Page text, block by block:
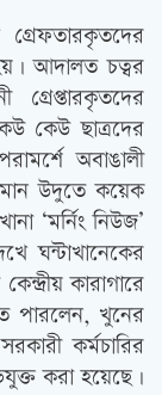
গ্রেফতারকৃতদের
আদালত চত্বর
কেউ ছাত্রদের
অবাঙালী
উদুতে কয়েক
‘মর্নিং নিউজ’
ঘন্টাখানেকের
কারাগারে
পারলেন, খুনের
কর্মচারির
করা হয়েছে।